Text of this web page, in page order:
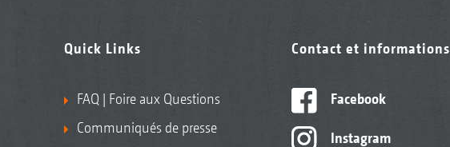
Quick Links
FAQ | Foire aux Questions
Communiqués de presse
Contact et informations
Facebook
Instagram